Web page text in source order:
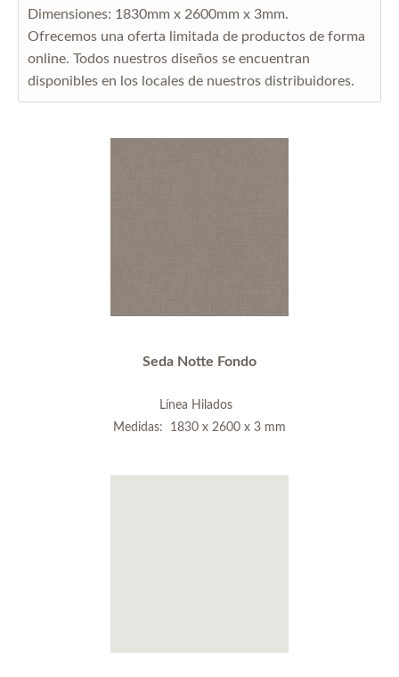
Dimensiones: 1830mm x 2600mm x 3mm.
Ofrecemos una oferta limitada de productos de forma
online. Todos nuestros diseños se encuentran
disponibles en los locales de nuestros distribuidores.
Seda Notte Fondo
Línea Hilados
Medidas: 1830 x 2600 x 3 mm